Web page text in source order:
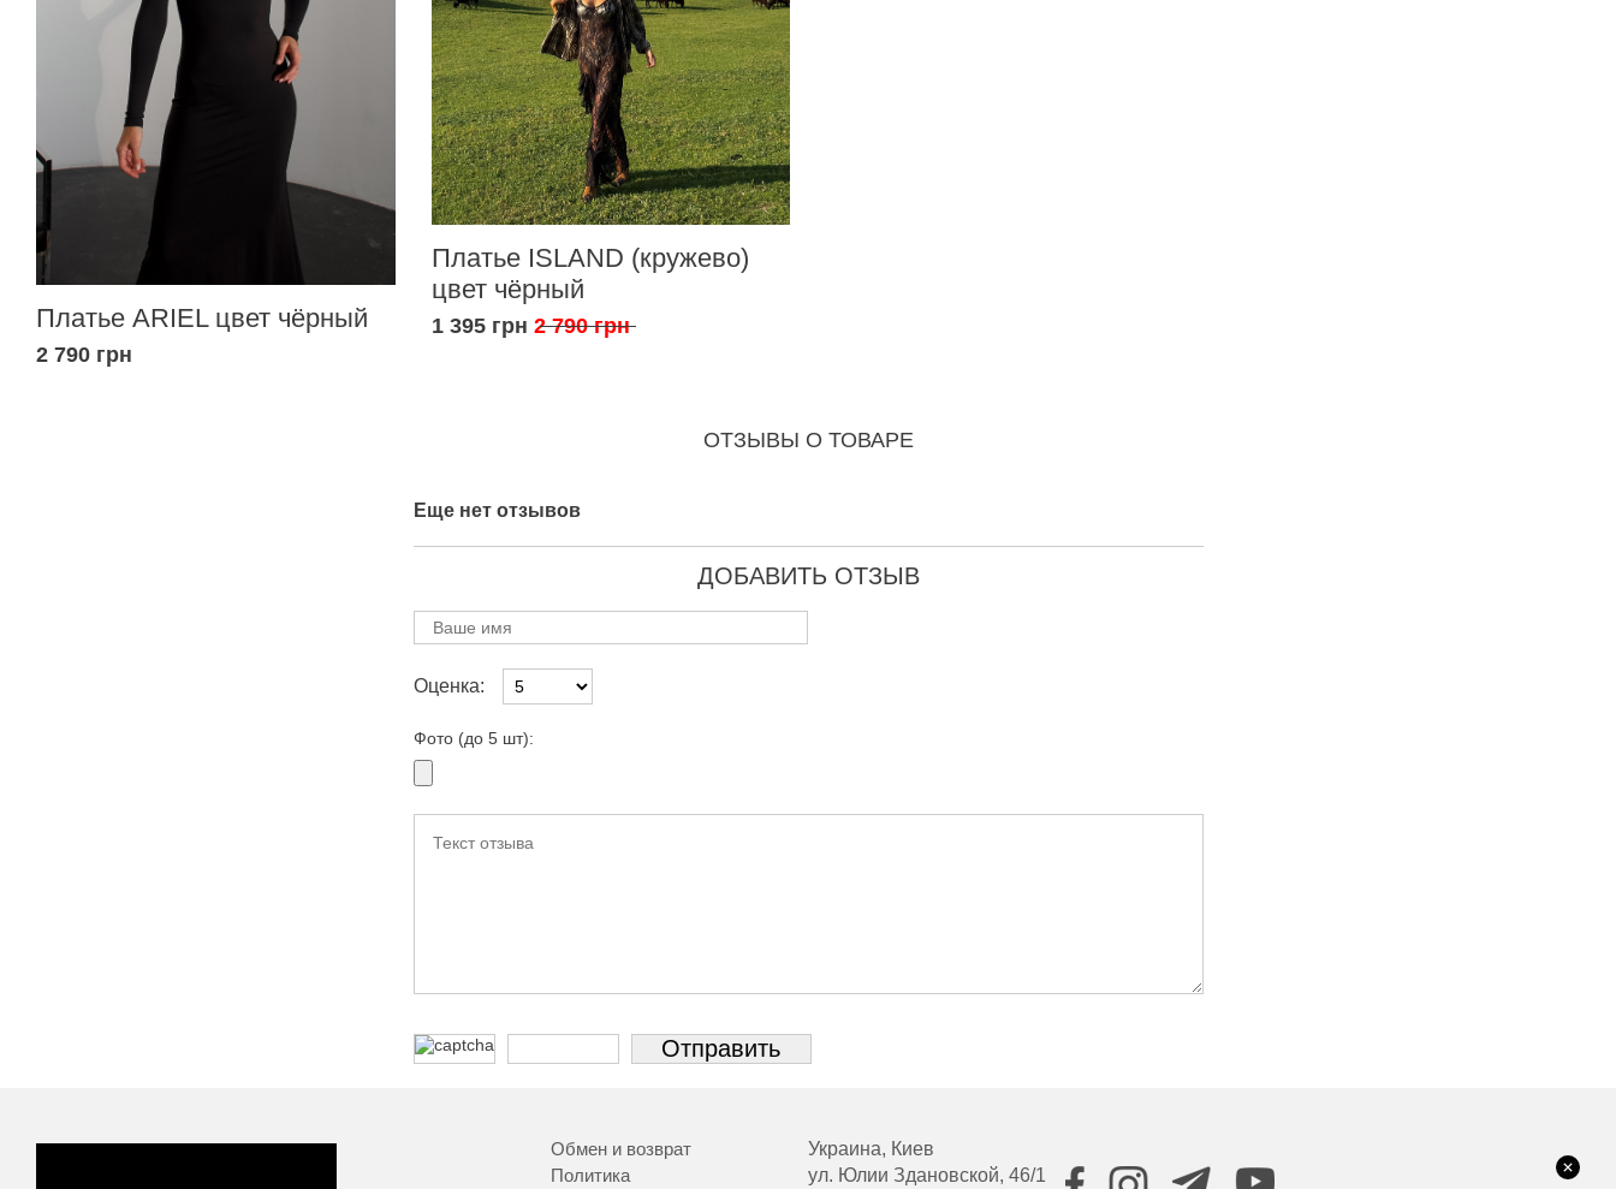
Платье ARIEL цвет чёрный
2 790 грн
Платье ISLAND (кружево)
цвет чёрный
1 395 грн 2 790 грн
ОТЗЫВЫ О ТОВАРЕ
Еще нет отзывов
ДОБАВИТЬ ОТЗЫВ
Оценка:
Фото (до 5 шт):
Обмен и возврат
Политика
Украина, Киев
ул. Юлии Здановской, 46/1